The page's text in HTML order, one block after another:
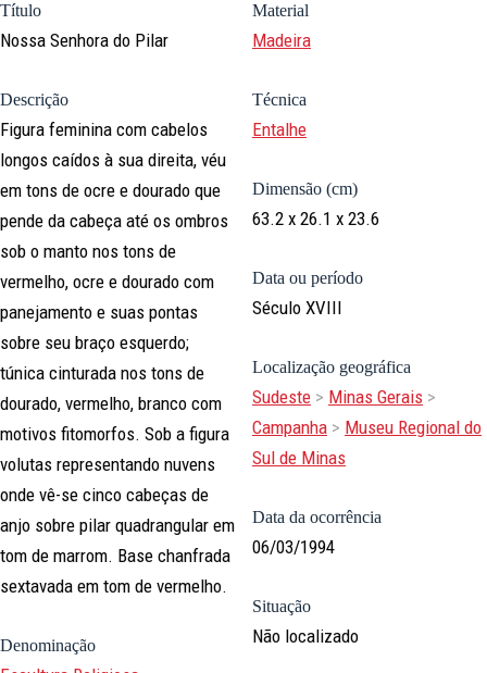
Título
Nossa Senhora do Pilar
Descrição
Figura feminina com cabelos
longos caídos à sua direita, véu
em tons de ocre e dourado que
pende da cabeça até os ombros
sob o manto nos tons de
vermelho, ocre e dourado com
panejamento e suas pontas
sobre seu braço esquerdo;
túnica cinturada nos tons de
dourado, vermelho, branco com
motivos fitomorfos. Sob a figura
volutas representando nuvens
onde vê-se cinco cabeças de
anjo sobre pilar quadrangular em
tom de marrom. Base chanfrada
sextavada em tom de vermelho.
Denominação
Material
Madeira
Técnica
Entalhe
Dimensão (cm)
63.2 x 26.1 x 23.6
Data ou período
Século XVIII
Localização geográfica
Sudeste > Minas Gerais >
Campanha > Museu Regional do
Sul de Minas
Data da ocorrência
06/03/1994
Situação
Não localizado